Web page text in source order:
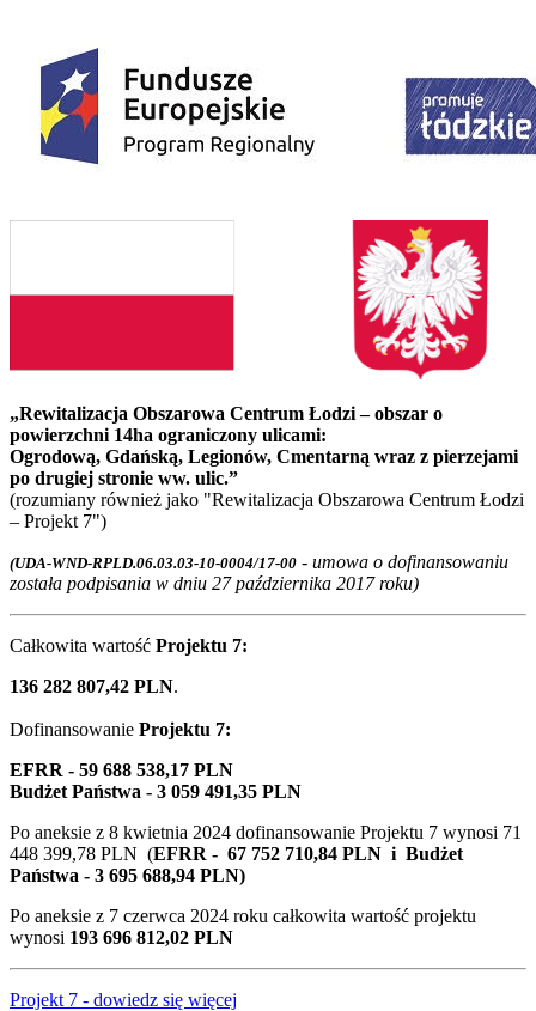
„Rewitalizacja Obszarowa Centrum Łodzi – obszar o
powierzchni 14ha ograniczony ulicami:
Ogrodową, Gdańską, Legionów, Cmentarną wraz z pierzejami
po drugiej stronie ww. ulic.”
(rozumiany również jako "Rewitalizacja Obszarowa Centrum Łodzi
– Projekt 7")
(UDA-WND-RPLD.06.03.03-10-0004/17-00 - umowa o dofinansowaniu
została podpisania w dniu 27 października 2017 roku)
Całkowita wartość Projektu 7:
136 282 807,42 PLN.
Dofinansowanie Projektu 7:
EFRR - 59 688 538,17 PLN
Budżet Państwa - 3 059 491,35 PLN
Po aneksie z 8 kwietnia 2024 dofinansowanie Projektu 7 wynosi 71
448 399,78 PLN (EFRR - 67 752 710,84 PLN i Budżet
Państwa - 3 695 688,94 PLN)
Po aneksie z 7 czerwca 2024 roku całkowita wartość projektu
wynosi 193 696 812,02 PLN
Projekt 7 - dowiedz się więcej